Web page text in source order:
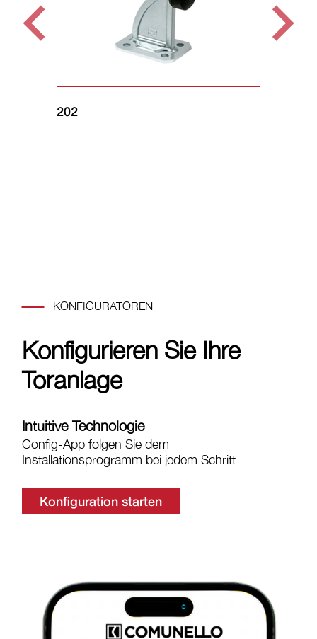
202
KONFIGURATOREN
Konfigurieren Sie Ihre
Toranlage
Intuitive Technologie
Config-App folgen Sie dem
Installationsprogramm bei jedem Schritt
Konfiguration starten